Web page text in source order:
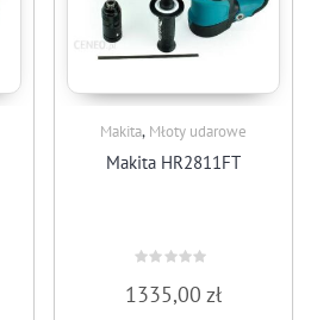
Makita, Młoty udarowe
Makita HR2811FT
0
out
1335,00zł